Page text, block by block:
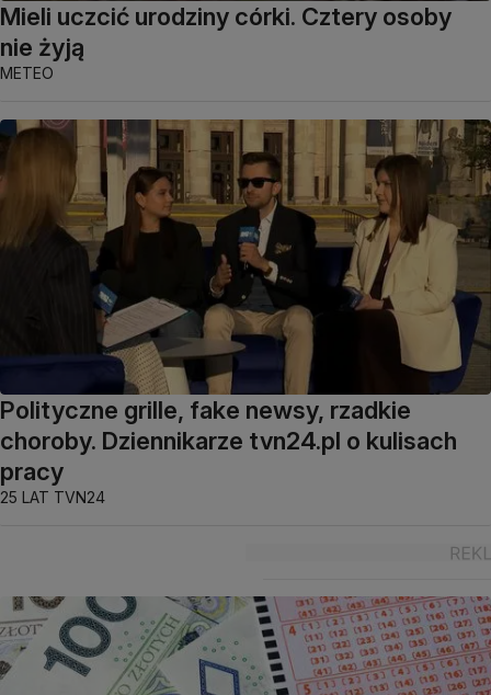
Mieli uczcić urodziny córki. Cztery osoby
nie żyją
METEO
Polityczne grille, fake newsy, rzadkie
choroby. Dziennikarze tvn24.pl o kulisach
pracy
25 LAT TVN24